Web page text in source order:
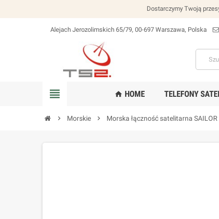
Dostarczymy Twoją
lokalizacja_na
Alejach Jerozolimskich 65/79, 00-697 Warszawa, Polska
view_headline home HOME TELEFONY
chevron_right Morskie chevron_right Morska łączność satelitarna SAILOR